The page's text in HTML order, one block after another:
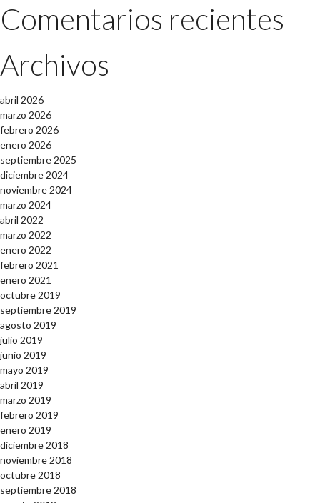
Comentarios recientes
Archivos
abril 2026
marzo 2026
febrero 2026
enero 2026
septiembre 2025
diciembre 2024
noviembre 2024
marzo 2024
abril 2022
marzo 2022
enero 2022
febrero 2021
enero 2021
octubre 2019
septiembre 2019
agosto 2019
julio 2019
junio 2019
mayo 2019
abril 2019
marzo 2019
febrero 2019
enero 2019
diciembre 2018
noviembre 2018
octubre 2018
septiembre 2018